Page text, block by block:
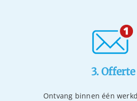
3. Offerte
Ontvang binnen één